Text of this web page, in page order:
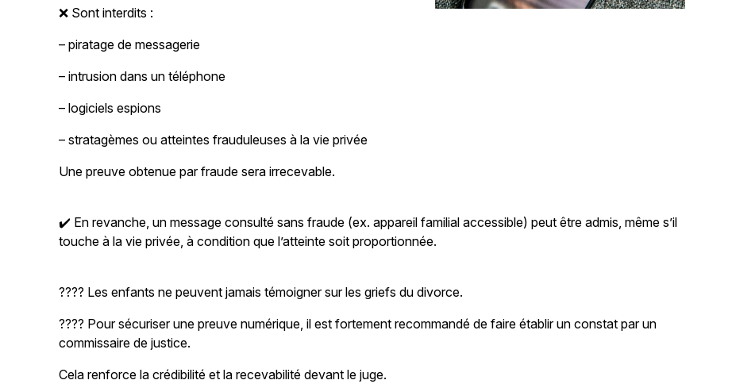
❌ Sont interdits :
– piratage de messagerie
– intrusion dans un téléphone
– logiciels espions
– stratagèmes ou atteintes frauduleuses à la vie privée
Une preuve obtenue par fraude sera irrecevable.
✔️ En revanche, un message consulté sans fraude (ex. appareil familial accessible) peut être admis, même s’il
touche à la vie privée, à condition que l’atteinte soit proportionnée.
???? Les enfants ne peuvent jamais témoigner sur les griefs du divorce.
???? Pour sécuriser une preuve numérique, il est fortement recommandé de faire établir un constat par un
commissaire de justice.
Cela renforce la crédibilité et la recevabilité devant le juge.